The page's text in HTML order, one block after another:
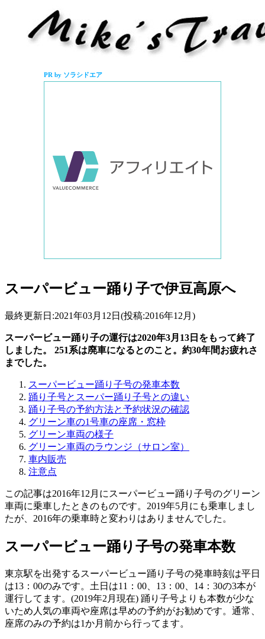
PR by ソラシドエア
スーパービュー踊り子で伊豆高原へ
最終更新日:2021年03月12日(投稿:2016年12月)
スーパービュー踊り子の運行は2020年3月13日をもって終了
しました。 251系は廃車になるとのこと。約30年間お疲れさ
までした。
スーパービュー踊り子号の発車本数
踊り子号とスーパー踊り子号との違い
踊り子号の予約方法と予約状況の確認
グリーン車の1号車の座席・窓枠
グリーン車両の様子
グリーン車両のラウンジ（サロン室）
車内販売
注意点
この記事は2016年12月にスーパービュー踊り子号のグリーン
車両に乗車したときのものです。2019年5月にも乗車しまし
たが、2016年の乗車時と変わりはありませんでした。
スーパービュー踊り子号の発車本数
東京駅を出発するスーパービュー踊り子号の発車時刻は平日
は13：00のみです。土日は11：00、13：00、14：30の3本が
運行してます。(2019年2月現在) 踊り子号よりも本数が少な
いため人気の車両や座席は早めの予約がお勧めです。通常、
座席のみの予約は1か月前から行ってます。